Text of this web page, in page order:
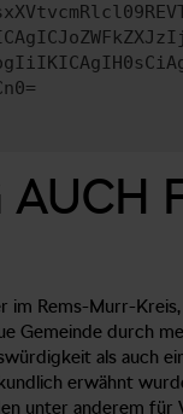
AUCH
Rems-Murr-
durch
als auch
erwähnt
unter anderem für